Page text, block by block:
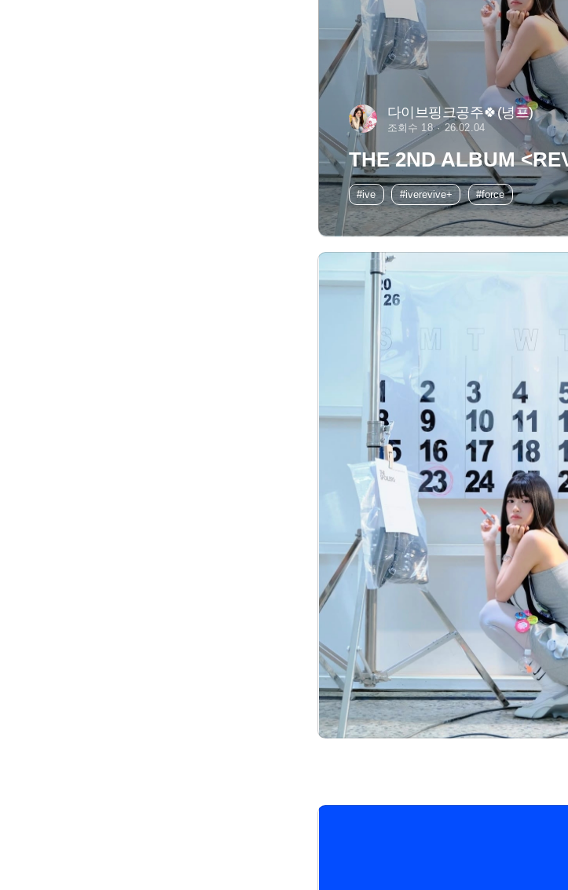
다이브핑크공주🍀(녕프)
조회수 18 26.02.04
THE 2ND ALBUM
#ive #iverevive+ #force